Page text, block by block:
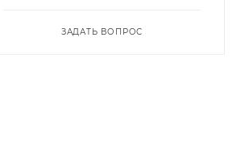
ЗАДАТЬ ВОПРОС